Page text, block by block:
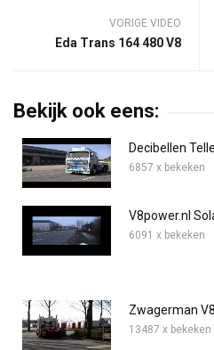
VORIGE VIDEO
Eda Trans 164 480 V8
Bekijk ook eens:
Decibellen
6857 x bekeken
V8power.nl
6091 x bekeken
Zwagerman
13487 x bekeken